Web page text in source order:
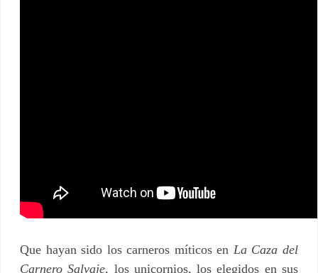
Que hayan sido los carneros míticos en La Caza del
Carnero Salvaje, los unicornios, los elegidos en sus